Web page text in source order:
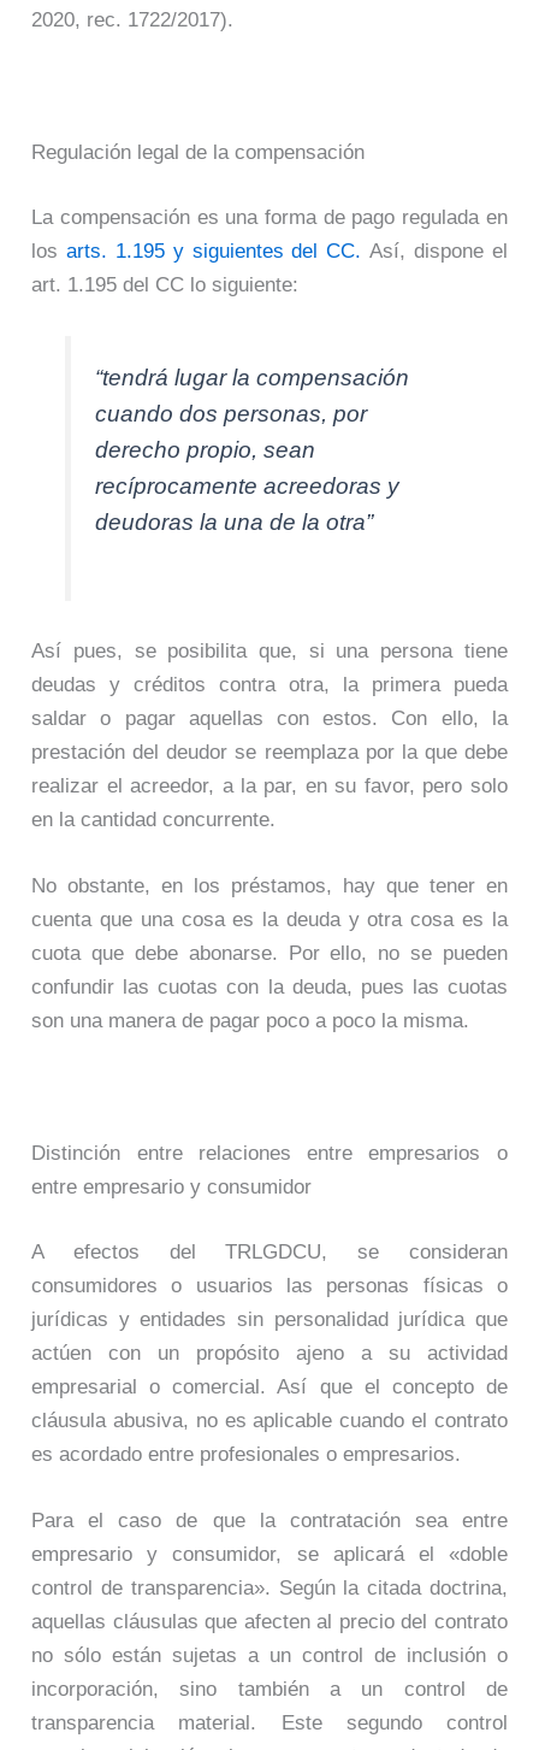
2020, rec. 1722/2017).
Regulación legal de la compensación
La compensación es una forma de pago regulada en
losarts. 1.195 y siguientes del CC. Así, dispone el
art. 1.195 del CC lo siguiente:
“tendrá lugar la compensación
cuando dos personas, por
derecho propio, sean
recíprocamente acreedoras y
deudoras la una de la otra”
Así pues, se posibilita que, si una persona tiene
deudas y créditos contra otra, la primera pueda
saldar o pagar aquellas con estos. Con ello, la
prestación del deudor se reemplaza por la que debe
realizar el acreedor, a la par, en su favor, pero solo
en la cantidad concurrente.
No obstante, en los préstamos, hay que tener en
cuenta que una cosa es la deuda y otra cosa es la
cuota que debe abonarse. Por ello, no se pueden
confundir las cuotas con la deuda, pues las cuotas
son una manera de pagar poco a poco la misma.
Distinción entre relaciones entre empresarios o
entre empresario y consumidor
A efectos del TRLGDCU, se consideran
consumidores o usuarios las personas físicas o
jurídicas y entidades sin personalidad jurídica que
actúen con un propósito ajeno a su actividad
empresarial o comercial. Así que el concepto de
cláusula abusiva, no es aplicable cuando el contrato
es acordado entre profesionales o empresarios.
Para el caso de que la contratación sea entre
empresario y consumidor, se aplicará el «doble
control de transparencia». Según la citada doctrina,
aquellas cláusulas que afecten al precio del contrato
no sólo están sujetas a un control de inclusión o
incorporación, sino también a un control de
transparencia material. Este segundo control